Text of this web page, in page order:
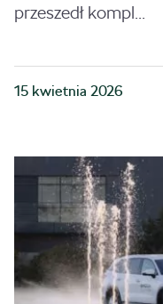
przeszedł kompl...
15 kwietnia 2026